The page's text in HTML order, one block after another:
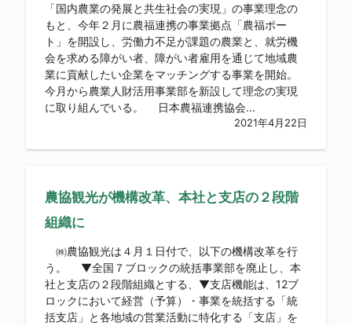
「国内農業の発展と共生社会の実現」の事業理念の
もと、今年２月に農福連携の事業拠点「農福ポー
ト」を開設し、労働力不足が課題の農業と、就労機
会を求める障がい者、障がい者雇用を通じて地域農
業に貢献したい企業をマッチングする事業を開始。
今月から農業人財活用事業部を新設して理念の実現
に取り組んでいる。 日本農福連携協会...
2021年4月22日
農協観光が機構改革、本社と支店の２段階
組織に
㈱農協観光は４月１日付で、以下の機構改革を行
う。 ▼全国７ブロックの統括事業部を廃止し、本
社と支店の２段階組織とする、▼支店機能は、12ブ
ロックにおいて経営（予算）・事業を統括する「統
括支店」と各地域の営業活動に特化する「支店」を